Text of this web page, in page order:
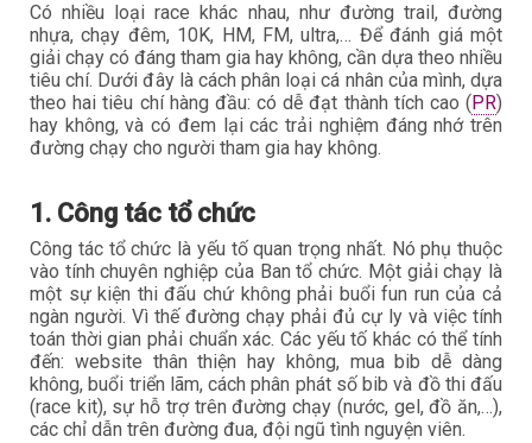
Có nhiều loại race khác nhau, như đường trail, đường
nhựa, chạy đêm, 10K, HM, FM, ultra,… Để đánh giá một
giải chạy có đáng tham gia hay không, cần dựa theo nhiều
tiêu chí. Dưới đây là cách phân loại cá nhân của mình, dựa
theo hai tiêu chí hàng đầu: có dễ đạt thành tích cao ( PR)
hay không, và có đem lại các trải nghiệm đáng nhớ trên
đường chạy cho người tham gia hay không.
1. Công tác tổ chức
Công tác tổ chức là yếu tố quan trọng nhất. Nó phụ thuộc
vào tính chuyên nghiệp của Ban tổ chức. Một giải chạy là
một sự kiện thi đấu chứ không phải buổi fun run của cả
ngàn người. Vì thế đường chạy phải đủ cự ly và việc tính
toán thời gian phải chuẩn xác. Các yếu tố khác có thể tính
đến: website thân thiện hay không, mua bib dễ dàng
không, buổi triển lãm, cách phân phát số bib và đồ thi đấu
(race kit), sự hỗ trợ trên đường chạy (nước, gel, đồ ăn,…),
các chỉ dẫn trên đường đua, đội ngũ tình nguyện viên.